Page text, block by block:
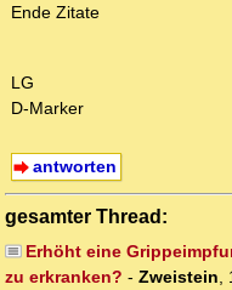
Ende Zitate
LG
D-Marker
antworten
gesamter Thread:
Erhöht eine
zu erkranken? - Zweistein,